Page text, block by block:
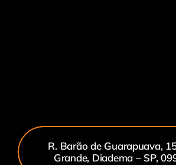
R. Barão de Guarapuava,
Grande, Diadema – SP,